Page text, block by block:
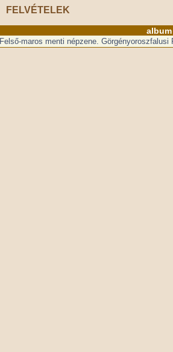
FELVÉTELEK
Felső-maros menti népzene. Görgényoroszfalusi